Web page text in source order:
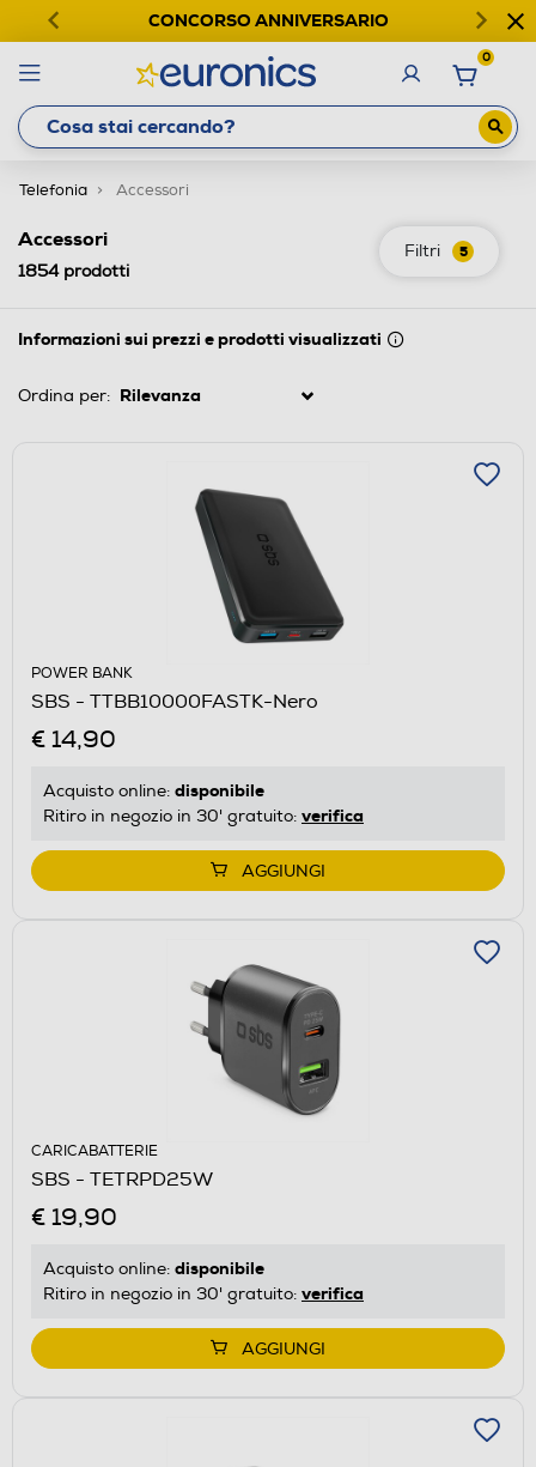
CONCORSO ANNIVERSARIO
0
Telefonia Accessori
Filtri 5
Accessori
1854prodotti
Informazioni sui prezzi e prodotti visualizzati
Ordina per:
POWER BANK
SBS - TTBB10000FASTK-Nero
€ 14,90
Acquisto online: disponibile
Ritiro in negozio in 30' gratuito: verifica
AGGIUNGI
CARICABATTERIE
SBS - TETRPD25W
€ 19,90
Acquisto online: disponibile
Ritiro in negozio in 30' gratuito: verifica
AGGIUNGI